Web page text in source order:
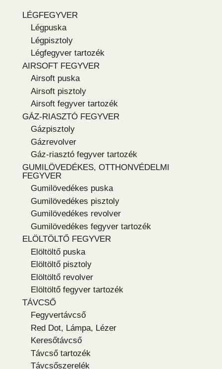
LÉGFEGYVER
Légpuska
Légpisztoly
Légfegyver tartozék
AIRSOFT FEGYVER
Airsoft puska
Airsoft pisztoly
Airsoft fegyver tartozék
GÁZ-RIASZTÓ FEGYVER
Gázpisztoly
Gázrevolver
Gáz-riasztó fegyver tartozék
GUMILÖVEDÉKES, OTTHONVÉDELMI
FEGYVER
Gumilövedékes puska
Gumilövedékes pisztoly
Gumilövedékes revolver
Gumilövedékes fegyver tartozék
ELÖLTÖLTŐ FEGYVER
Elöltöltő puska
Elöltöltő pisztoly
Elöltöltő revolver
Elöltöltő fegyver tartozék
TÁVCSŐ
Fegyvertávcső
Red Dot, Lámpa, Lézer
Keresőtávcső
Távcső tartozék
Távcsőszerelék